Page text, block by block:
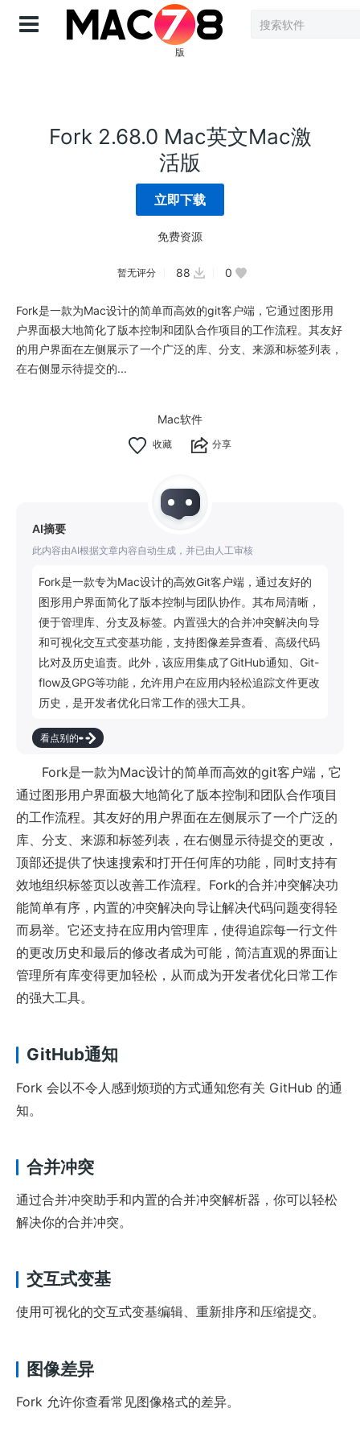
登录
Fork 2.68.0 Mac英文Mac激
活版
立即下载
免费资源
暂无评分 88 0
Fork是一款为Mac设计的简单而高效的git客户端，它通过图形用
户界面极大地简化了版本控制和团队合作项目的工作流程。其友好
的用户界面在左侧展示了一个广泛的库、分支、来源和标签列表，
在右侧显示待提交的...
Mac软件
分享
AI摘要
此内容由AI根据文章内容自动生成，并已由人工审核
Fork是一款专为Mac设计的高效Git客户端，通过友好的
图形用户界面简化了版本控制与团队协作。其布局清晰，
便于管理库、分支及标签。内置强大的合并冲突解决向导
和可视化交互式变基功能，支持图像差异查看、高级代码
比对及历史追责。此外，该应用集成了GitHub通知、Git-
flow及GPG等功能，允许用户在应用内轻松追踪文件更改
历史，是开发者优化日常工作的强大工具。
看点别的
Fork是一款为Mac设计的简单而高效的git客户端，它
通过图形用户界面极大地简化了版本控制和团队合作项目
的工作流程。其友好的用户界面在左侧展示了一个广泛的
库、分支、来源和标签列表，在右侧显示待提交的更改，
顶部还提供了快速搜索和打开任何库的功能，同时支持有
效地组织标签页以改善工作流程。Fork的合并冲突解决功
能简单有序，内置的冲突解决向导让解决代码问题变得轻
而易举。它还支持在应用内管理库，使得追踪每一行文件
的更改历史和最后的修改者成为可能，简洁直观的界面让
管理所有库变得更加轻松，从而成为开发者优化日常工作
的强大工具。
GitHub通知
Fork 会以不令人感到烦琐的方式通知您有关 GitHub 的通
知。
合并冲突
通过合并冲突助手和内置的合并冲突解析器，你可以轻松
解决你的合并冲突。
交互式变基
使用可视化的交互式变基编辑、重新排序和压缩提交。
图像差异
Fork 允许你查看常见图像格式的差异。